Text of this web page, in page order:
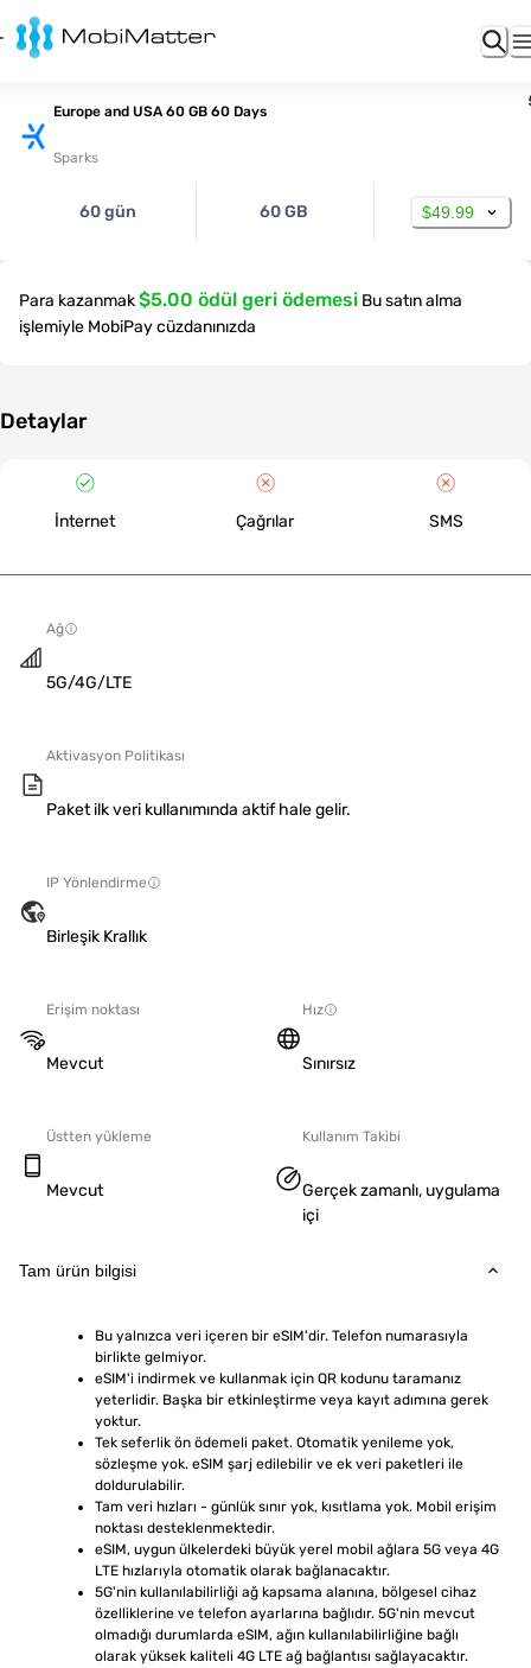
Europe and USA 60 GB 60 Days
Sparks
60 gün 60 GB $49.99
Para kazanmak$5.00 ödül geri ödemesi Bu satın alma
işlemiyle MobiPay cüzdanınızda
Detaylar
İnternet Çağrılar SMS
Ağ
5G/4G/LTE
Aktivasyon Politikası
Paket ilk veri kullanımında aktif hale gelir.
IP Yönlendirme
Birleşik Krallık
Erişim noktası
Mevcut
Hız
Sınırsız
Üstten yükleme
Mevcut
Kullanım Takibi
Gerçek zamanlı, uygulama
içi
Tam ürün bilgisi
Bu yalnızca veri içeren bir eSIM'dir. Telefon numarasıyla
birlikte gelmiyor.
eSIM'i indirmek ve kullanmak için QR kodunu taramanız
yeterlidir. Başka bir etkinleştirme veya kayıt adımına gerek
yoktur.
Tek seferlik ön ödemeli paket. Otomatik yenileme yok,
sözleşme yok. eSIM şarj edilebilir ve ek veri paketleri ile
doldurulabilir.
Tam veri hızları - günlük sınır yok, kısıtlama yok. Mobil erişim
noktası desteklenmektedir.
eSIM, uygun ülkelerdeki büyük yerel mobil ağlara 5G veya 4G
LTE hızlarıyla otomatik olarak bağlanacaktır.
5G'nin kullanılabilirliği ağ kapsama alanına, bölgesel cihaz
özelliklerine ve telefon ayarlarına bağlıdır. 5G'nin mevcut
olmadığı durumlarda eSIM, ağın kullanılabilirliğine bağlı
olarak yüksek kaliteli 4G LTE ağ bağlantısı sağlayacaktır.